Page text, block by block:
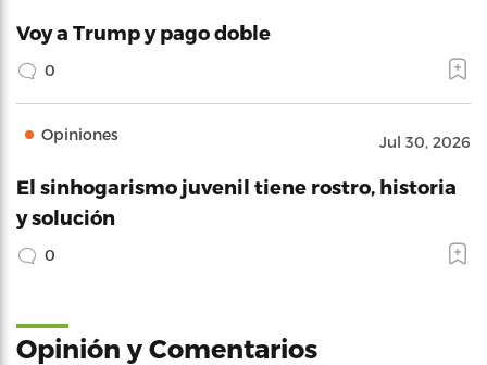
Voy a Trump y pago doble
0
Opiniones Jul 30, 2026
El sinhogarismo juvenil tiene rostro, historia
y solución
0
Opinión y Comentarios